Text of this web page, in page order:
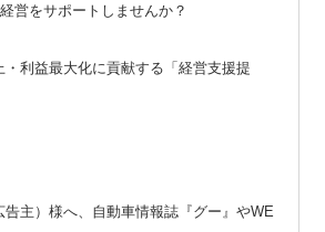
営をサポートしませんか？
利益最大化に貢献する「経営支援提
告主）様へ、自動車情報誌『グー』やWE